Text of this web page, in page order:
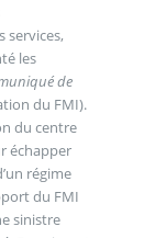
services,
les
de
du FMI).
du centre
échapper
régime
du FMI
sinistre